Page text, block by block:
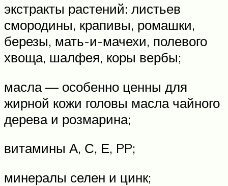
экстракты растений: листьев
смородины, крапивы, ромашки,
березы, мать-и-мачехи, полевого
хвоща, шалфея, коры вербы;
масла — особенно ценны для
жирной кожи головы масла чайного
дерева и розмарина;
витамины А, С, Е, PP;
минералы селен и цинк;